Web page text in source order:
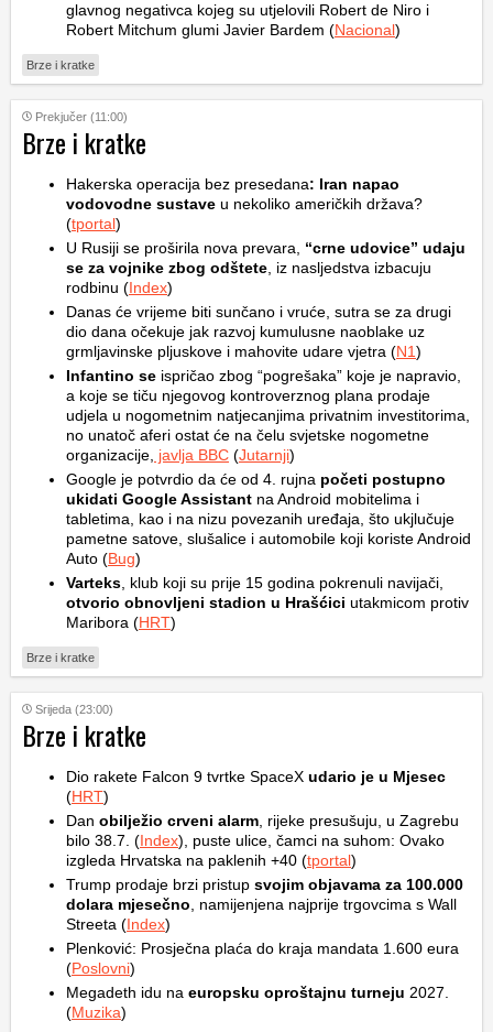
glavnog negativca kojeg su utjelovili Robert de Niro i
Robert Mitchum glumi Javier Bardem (Nacional)
Brze i kratke
Prekjučer (11:00)
Brze i kratke
Hakerska operacija bez presedana: Iran napao
vodovodne sustave u nekoliko američkih država?
(tportal)
U Rusiji se proširila nova prevara, “crne udovice” udaju
se za vojnike zbog odštete , iz nasljedstva izbacuju
rodbinu (Index)
Danas će vrijeme biti sunčano i vruće, sutra se za drugi
dio dana očekuje jak razvoj kumulusne naoblake uz
grmljavinske pljuskove i mahovite udare vjetra (N1)
Infantino se ispričao zbog “pogrešaka” koje je napravio,
a koje se tiču njegovog kontroverznog plana prodaje
udjela u nogometnim natjecanjima privatnim investitorima,
no unatoč aferi ostat će na čelu svjetske nogometne
organizacije, javlja BBC (Jutarnji)
Google je potvrdio da će od 4. rujna početi postupno
ukidati Google Assistant na Android mobitelima i
tabletima, kao i na nizu povezanih uređaja, što ukjlučuje
pametne satove, slušalice i automobile koji koriste Android
Auto (Bug)
Varteks , klub koji su prije 15 godina pokrenuli navijači,
otvorio obnovljeni stadion u Hrašćici utakmicom protiv
Maribora (HRT)
Brze i kratke
Srijeda (23:00)
Brze i kratke
Dio rakete Falcon 9 tvrtke SpaceX udario je u Mjesec
(HRT)
Dan obilježio crveni alarm , rijeke presušuju, u Zagrebu
bilo 38.7. (Index), puste ulice, čamci na suhom: Ovako
izgleda Hrvatska na paklenih +40 (tportal)
Trump prodaje brzi pristup svojim objavama za 100.000
dolara mjesečno , namijenjena najprije trgovcima s Wall
Streeta (Index)
Plenković: Prosječna plaća do kraja mandata 1.600 eura
(Poslovni)
Megadeth idu na europsku oproštajnu turneju 2027.
(Muzika)